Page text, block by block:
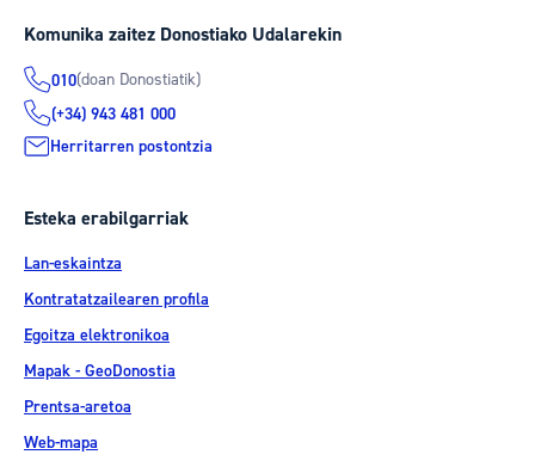
Komunika zaitez Donostiako Udalarekin
010(doan Donostiatik)
(+34) 943 481 000
Herritarren postontzia
Esteka erabilgarriak
Lan-eskaintza
Kontratatzailearen profila
Egoitza elektronikoa
Mapak - GeoDonostia
Prentsa-aretoa
Web-mapa